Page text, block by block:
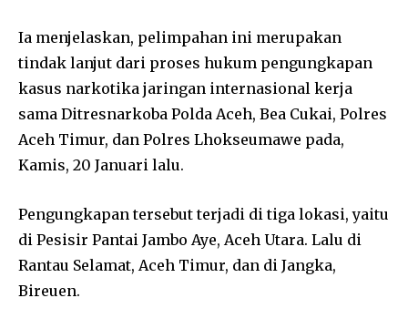
Ia menjelaskan, pelimpahan ini merupakan
tindak lanjut dari proses hukum pengungkapan
kasus narkotika jaringan internasional kerja
sama Ditresnarkoba Polda Aceh, Bea Cukai, Polres
Aceh Timur, dan Polres Lhokseumawe pada,
Kamis, 20 Januari lalu.
Pengungkapan tersebut terjadi di tiga lokasi, yaitu
di Pesisir Pantai Jambo Aye, Aceh Utara. Lalu di
Rantau Selamat, Aceh Timur, dan di Jangka,
Bireuen.